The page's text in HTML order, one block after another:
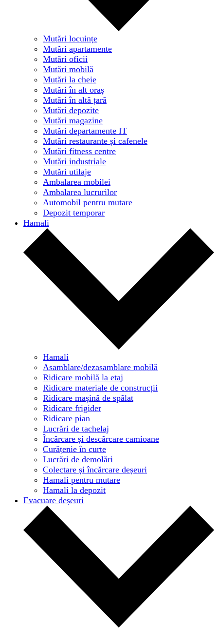
Mutări locuințe
Mutări apartamente
Mutări oficii
Mutări mobilă
Mutări la cheie
Mutări în alt oraș
Mutări în altă țară
Mutări depozite
Mutări magazine
Mutări departamente IT
Mutări restaurante și cafenele
Mutări fitness centre
Mutări industriale
Mutări utilaje
Ambalarea mobilei
Ambalarea lucrurilor
Automobil pentru mutare
Depozit temporar
Hamali
Hamali
Asamblare/dezasamblare mobilă
Ridicare mobilă la etaj
Ridicare materiale de construcții
Ridicare mașină de spălat
Ridicare frigider
Ridicare pian
Lucrări de tachelaj
Încărcare și descărcare camioane
Curățenie în curte
Lucrări de demolări
Colectare și încărcare deșeuri
Hamali pentru mutare
Hamali la depozit
Evacuare deșeuri